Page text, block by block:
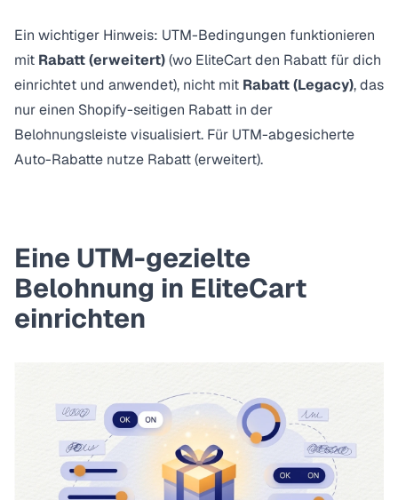
Ein wichtiger Hinweis: UTM-Bedingungen funktionieren
mit Rabatt (erweitert)(wo EliteCart den Rabatt für dich
einrichtet und anwendet), nicht mit Rabatt (Legacy), das
nur einen Shopify-seitigen Rabatt in der
Belohnungsleiste visualisiert. Für UTM-abgesicherte
Auto-Rabatte nutze Rabatt (erweitert).
Eine UTM-gezielte
Belohnung in EliteCart
einrichten